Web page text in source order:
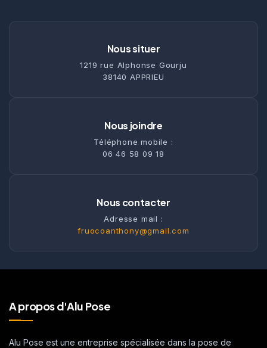
Nous situer
1219 rue Alphonse Gourju
38140 APPRIEU
Nous joindre
Téléphone mobile :
06 46 58 09 18
Nous contacter
Adresse mail :
fruocoanthony@gmail.com
A propos d'Alu Pose
Alu Pose est une entreprise spécialisée dans la pose de